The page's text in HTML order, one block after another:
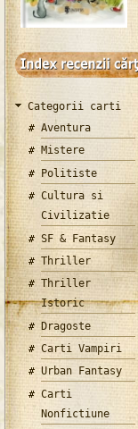
Categorii carti
Aventura
Mistere
Politiste
Cultura si
Civilizatie
SF & Fantasy
Thriller
Thriller
Istoric
Dragoste
Carti Vampiri
Urban Fantasy
Carti
Nonfictiune